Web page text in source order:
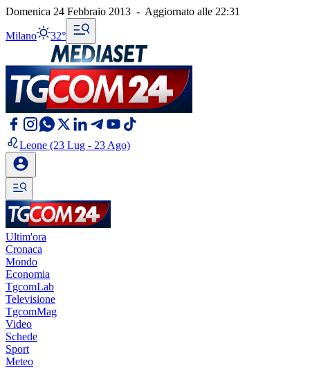
Domenica 24 Febbraio 2013 - Aggiornato alle 22:31
Milano 32°
Leone (23 Lug - 23 Ago)
Ultim'ora
Cronaca
Mondo
Economia
TgcomLab
Televisione
TgcomMag
Video
Schede
Sport
Meteo